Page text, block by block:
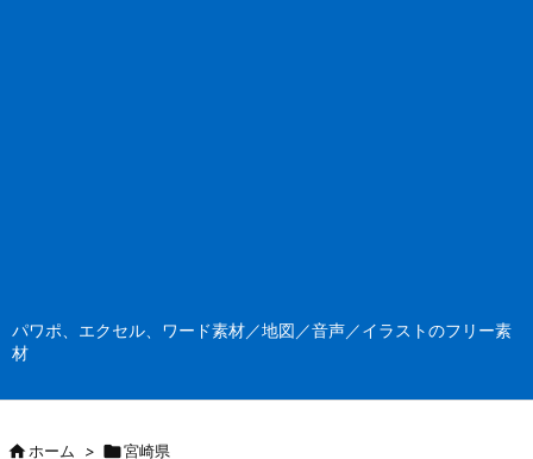
パワポ、エクセル、ワード素材／地図／音声／イラストのフリー素
材
ホーム > 宮崎県